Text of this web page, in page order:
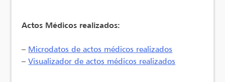
Actos Médicos realizados:
– Microdatos de actos médicos realizados
–Visualizador de actos médicos realizados